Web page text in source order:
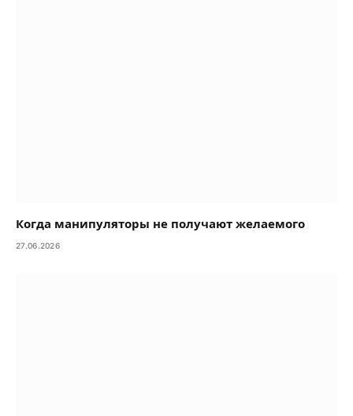
Когда манипуляторы не получают желаемого
27.06.2026